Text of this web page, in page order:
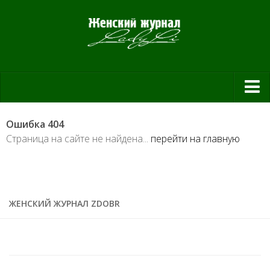
Красота
Шопинг
Ошибка 404
Страница на сайте не найдена... перейти на главную
ЖЕНСКИЙ ЖУРНАЛ ZDOBR